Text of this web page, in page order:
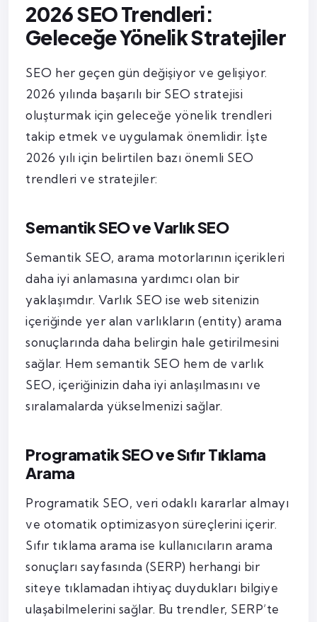
2026 SEO Trendleri:
Geleceğe Yönelik Stratejiler
SEO her geçen gün değişiyor ve gelişiyor.
2026 yılında başarılı bir SEO stratejisi
oluşturmak için geleceğe yönelik trendleri
takip etmek ve uygulamak önemlidir. İşte
2026 yılı için belirtilen bazı önemli SEO
trendleri ve stratejiler:
Semantik SEO ve Varlık SEO
Semantik SEO, arama motorlarının içerikleri
daha iyi anlamasına yardımcı olan bir
yaklaşımdır. Varlık SEO ise web sitenizin
içeriğinde yer alan varlıkların (entity) arama
sonuçlarında daha belirgin hale getirilmesini
sağlar. Hem semantik SEO hem de varlık
SEO, içeriğinizin daha iyi anlaşılmasını ve
sıralamalarda yükselmenizi sağlar.
Programatik SEO ve Sıfır Tıklama
Arama
Programatik SEO, veri odaklı kararlar almayı
ve otomatik optimizasyon süreçlerini içerir.
Sıfır tıklama arama ise kullanıcıların arama
sonuçları sayfasında (SERP) herhangi bir
siteye tıklamadan ihtiyaç duydukları bilgiye
ulaşabilmelerini sağlar. Bu trendler, SERP’te